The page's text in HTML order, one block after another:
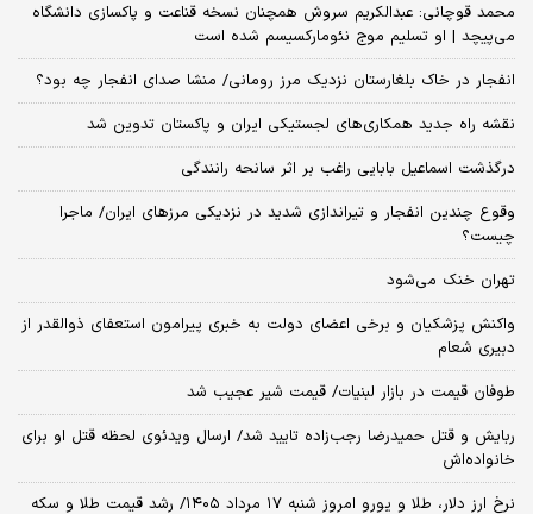
محمد قوچانی: عبدالکریم سروش همچنان نسخه قناعت و پاکسازی دانشگاه
می‌پیچد | او تسلیم موج نئومارکسیسم شده است
انفجار در خاک بلغارستان نزدیک مرز رومانی/ منشا صدای انفجار چه بود؟
نقشه راه جدید همکاری‌های لجستیکی ایران و پاکستان تدوین شد
درگذشت اسماعیل بابایی راغب بر اثر سانحه رانندگی
وقوع چندین انفجار و تیراندازی شدید در نزدیکی مرز‌های ایران/ ماجرا
چیست؟
تهران خنک می‌شود
واکنش پزشکیان و برخی اعضای دولت به خبری پیرامون استعفای ذوالقدر از
دبیری شعام
طوفان قیمت در بازار لبنیات/ قیمت شیر عجیب شد
ربایش و قتل حمیدرضا رجب‌زاده تایید شد/ ارسال ویدئوی لحظه قتل او برای
خانواده‌اش
نرخ ارز دلار، طلا و یورو امروز شنبه ۱۷ مرداد ۱۴۰۵/ رشد قیمت طلا و سکه